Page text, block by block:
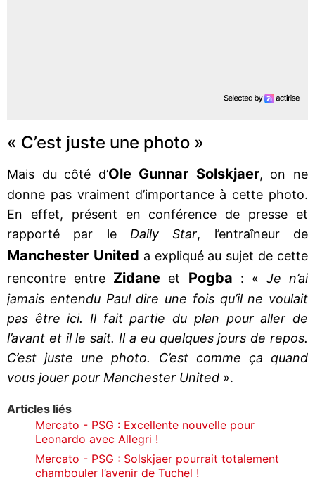
« C’est juste une photo »
Mais du côté d’Ole Gunnar Solskjaer, on ne
donne pas vraiment d’importance à cette photo.
En effet, présent en conférence de presse et
rapporté par le Daily Star, l’entraîneur de
Manchester United a expliqué au sujet de cette
rencontre entre Zidane et Pogba : « Je n’ai
jamais entendu Paul dire une fois qu’il ne voulait
pas être ici. Il fait partie du plan pour aller de
l’avant et il le sait. Il a eu quelques jours de repos.
C’est juste une photo. C’est comme ça quand
vous jouer pour Manchester United ».
Articles liés
Mercato - PSG : Excellente nouvelle pour
Leonardo avec Allegri !
Mercato - PSG : Solskjaer pourrait totalement
chambouler l’avenir de Tuchel !